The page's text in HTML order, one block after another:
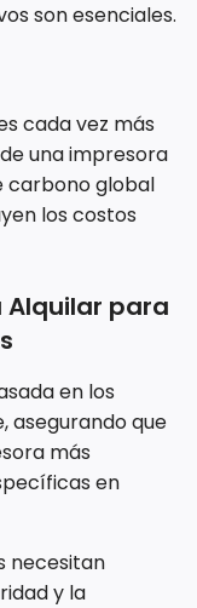
son esenciales.
cada vez más
una impresora
carbono global
los costos
Alquilar para
en los
asegurando que
más
en
necesitan
y la